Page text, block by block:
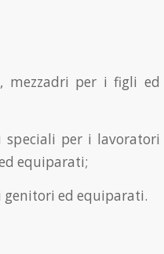
mezzadri per i figli ed
per i lavoratori
equiparati;
ed equiparati.